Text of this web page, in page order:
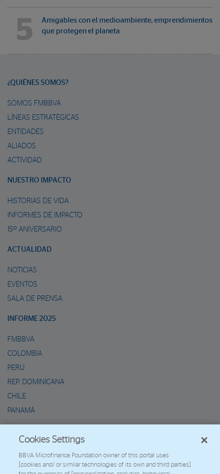
5
Amigables con el medioambiente, emprendimientos
que protegen el planeta
¿QUIÉNES SOMOS?
SOMOS FMBBVA
LÍNEAS ESTRATÉGICAS
ENTIDADES
ALIADOS
ACTIVIDAD
NUESTRO IMPACTO
HISTORIAS DE VIDA
INFORMES DE IMPACTO
15º ANIVERSARIO
ACTUALIDAD
NOTICIAS
EVENTOS
SALA DE PRENSA
INFORME 2025
FMBBVA
COLOMBIA
PERÚ
REP. DOMINICANA
CHILE
PANAMÁ
2026 - Fundación Microfinanzas BBVA
Trabaja con nosotros
Cookies Settings
BBVA Microfinance Foundation owner of this portal uses
[cookies and/ or similar technologies of its own and third parties]